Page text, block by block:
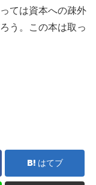
ては資本への疎外
う。この本は取っ
はてブ